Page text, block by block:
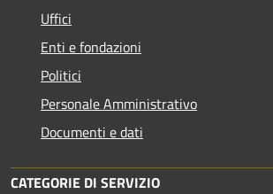
Uffici
Enti e fondazioni
Politici
Personale Amministrativo
Documenti e dati
CATEGORIE DI SERVIZIO